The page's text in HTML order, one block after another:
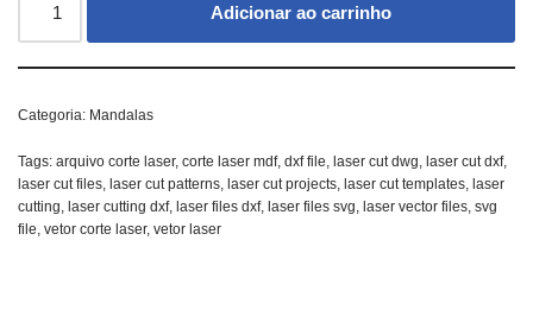
Adicionar ao carrinho
Categoria: Mandalas
Tags: arquivo corte laser, corte laser mdf, dxf file laser cut dwg laser cut dxf,
laser cut files laser cut patterns laser cut projects laser cut templates laser
cutting laser cutting dxf, laser files dxf, laser files svg laser vector files svg
file vetor corte laser, vetor laser